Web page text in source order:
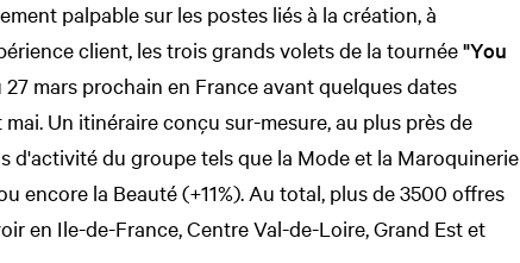
palpable sur les postes liés à la création, à
client, les trois grands volets de la tournée"You
mars prochain en France avant quelques dates
Un itinéraire conçu sur-mesure, au plus près de
d'activité du groupe tels que la Mode et la Maroquinerie
encore la Beauté (+11%). Au total, plus de 3500 offres
en Ile-de-France, Centre Val-de-Loire, Grand Est et